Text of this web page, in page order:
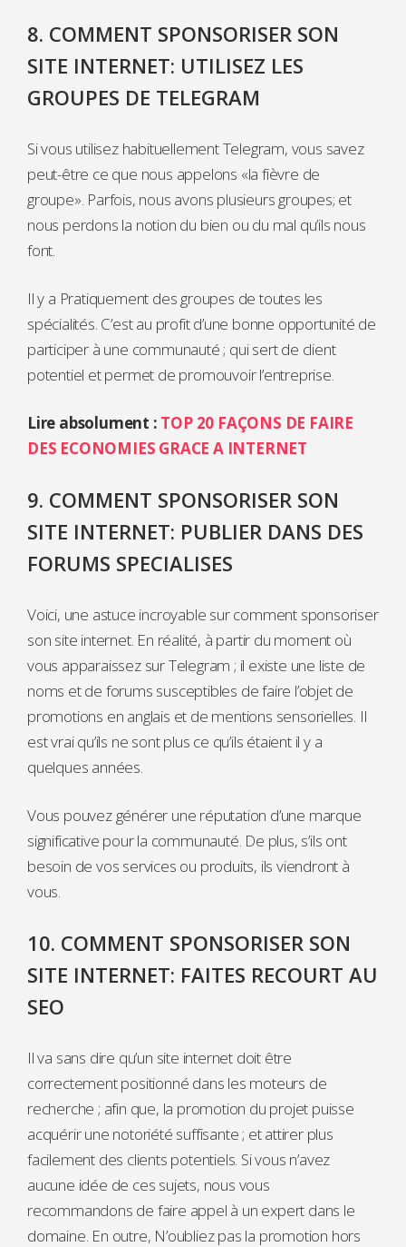
8. COMMENT SPONSORISER SON
SITE INTERNET: UTILISEZ LES
GROUPES DE TELEGRAM
Si vous utilisez habituellement Telegram, vous savez
peut-être ce que nous appelons «la fièvre de
groupe». Parfois, nous avons plusieurs groupes; et
nous perdons la notion du bien ou du mal qu’ils nous
font.
Il y a Pratiquement des groupes de toutes les
spécialités. C’est au profit d’une bonne opportunité de
participer à une communauté ; qui sert de client
potentiel et permet de promouvoir l’entreprise.
Lire absolument : TOP 20 FAÇONS DE FAIRE
DES ECONOMIES GRACE A INTERNET
9. COMMENT SPONSORISER SON
SITE INTERNET: PUBLIER DANS DES
FORUMS SPECIALISES
Voici, une astuce incroyable sur comment sponsoriser
son site internet. En réalité, à partir du moment où
vous apparaissez sur Telegram ; il existe une liste de
noms et de forums susceptibles de faire l’objet de
promotions en anglais et de mentions sensorielles. Il
est vrai qu’ils ne sont plus ce qu’ils étaient il y a
quelques années.
Vous pouvez générer une réputation d’une marque
significative pour la communauté. De plus, s’ils ont
besoin de vos services ou produits, ils viendront à
vous.
10. COMMENT SPONSORISER SON
SITE INTERNET: FAITES RECOURT AU
SEO
Il va sans dire qu’un site internet doit être
correctement positionné dans les moteurs de
recherche ; afin que, la promotion du projet puisse
acquérir une notoriété suffisante ; et attirer plus
facilement des clients potentiels. Si vous n’avez
aucune idée de ces sujets, nous vous
recommandons de faire appel à un expert dans le
domaine. En outre, N’oubliez pas la promotion hors